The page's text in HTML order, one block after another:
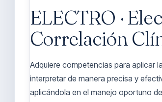
ELECTRO ·
Correlación
Adquiere competencias para aplicar
interpretar de manera precisa y
aplicándola en el manejo oportuno